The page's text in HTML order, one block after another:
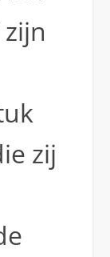
zij